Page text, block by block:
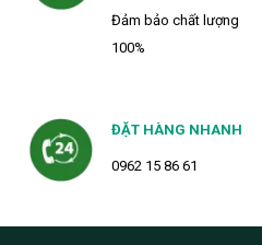
Đảm bảo chất lượng
100%
ĐẶT HÀNG NHANH
0962 15 86 61